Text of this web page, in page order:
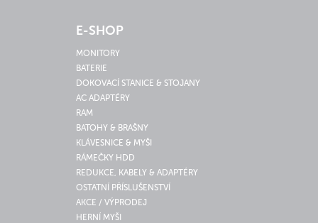
E-SHOP
MONITORY
BATERIE
DOKOVACÍ STANICE & STOJANY
AC ADAPTÉRY
RAM
BATOHY & BRAŠNY
KLÁVESNICE & MYŠI
RÁMEČKY HDD
REDUKCE, KABELY & ADAPTÉRY
OSTATNÍ PŘÍSLUŠENSTVÍ
AKCE / VÝPRODEJ
HERNÍ MYŠI